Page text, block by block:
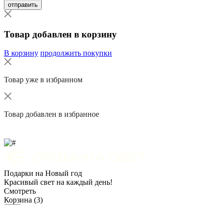
отправить
Товар добавлен в корзину
В корзину продолжить покупки
Товар уже в избранном
Товар добавлен в избранное
Подарки на Новый год
Красивый свет на каждый день!
Смотреть
Корзина (3)